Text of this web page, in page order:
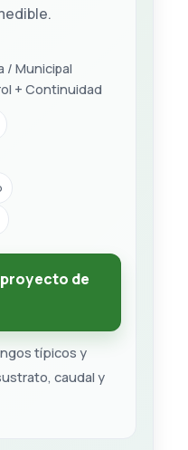
/ Municipal
+ Continuidad
de
típicos y
caudal y